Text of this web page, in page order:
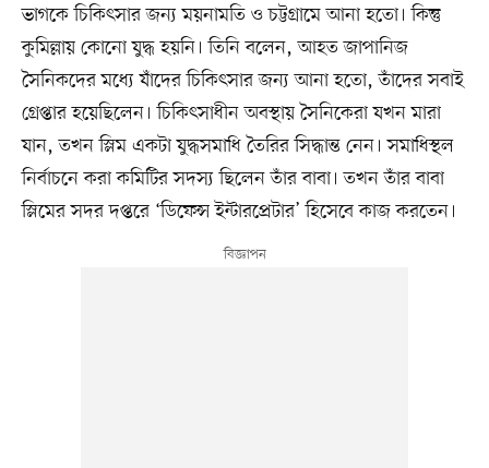
ভাগকে চিকিৎসার জন্য ময়নামতি ও চট্টগ্রামে আনা হতো। কিন্তু
কুমিল্লায় কোনো যুদ্ধ হয়নি। তিনি বলেন, আহত জাপানিজ
সৈনিকদের মধ্যে যাঁদের চিকিৎসার জন্য আনা হতো, তাঁদের সবাই
গ্রেপ্তার হয়েছিলেন। চিকিৎসাধীন অবস্থায় সৈনিকেরা যখন মারা
যান, তখন স্লিম একটা যুদ্ধসমাধি তৈরির সিদ্ধান্ত নেন। সমাধিস্থল
নির্বাচনে করা কমিটির সদস্য ছিলেন তাঁর বাবা। তখন তাঁর বাবা
স্লিমের সদর দপ্তরে ‘ডিফেন্স ইন্টারপ্রেটার’ হিসেবে কাজ করতেন।